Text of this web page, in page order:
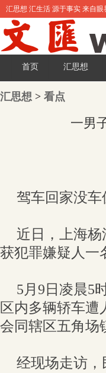
汇思想 汇生活 源于事实 来自眼
首页 汇思想
汇思想 > 看点
一男
驾车回家没
近日，上海
获犯罪嫌疑人一
5月9日凌晨5
区内多辆轿车遭
会同辖区五角场
经现场走访